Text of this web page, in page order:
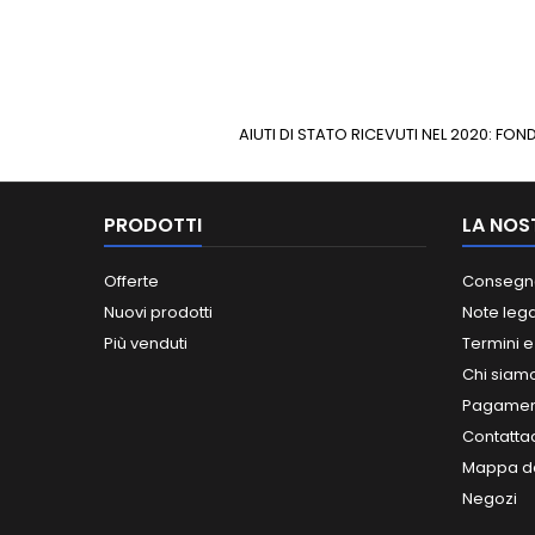
AIUTI DI STATO RICEVUTI NEL 2020:
PRODOTTI
Offerte
Nuovi prodotti
Più venduti
LA
Note
Termini
Chi
Mappa
Negozi